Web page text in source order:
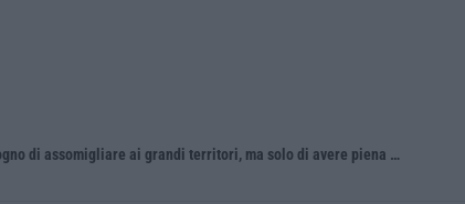
«La Calabria del vino non ha bisogno di assomigliare ai grandi territori, ma solo di avere piena consapevolezza»